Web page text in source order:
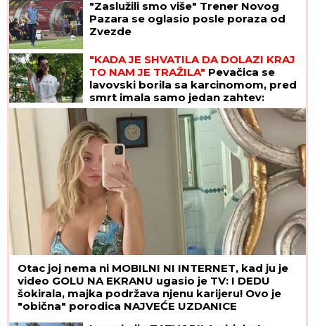
vraća kući
"Zaslužili smo više" Trener Novog
Pazara se oglasio posle poraza od
Zvezde
"KADA JE SHVATILA DA DOLAZI KRAJ
TO NAM JE TRAŽILA" Pevačica se
lavovski borila sa karcinomom, pred
smrt imala samo jedan zahtev:
"Trudimo se da joj ispunimo želju"
Otac joj nema ni MOBILNI NI INTERNET, kad ju je
video GOLU NA EKRANU ugasio je TV: I DEDU
šokirala, majka podržava njenu karijeru! Ovo je
"obična" porodica NAJVEĆE UZDANICE